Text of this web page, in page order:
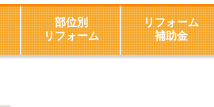
部位別
リフォーム
リフォーム
補助金